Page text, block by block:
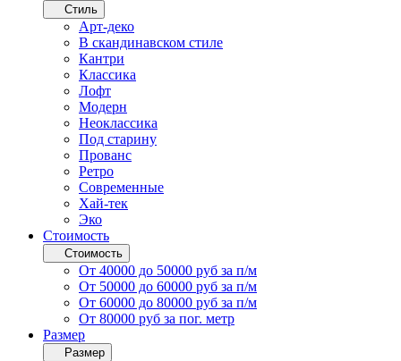
Стиль
Арт-деко
В скандинавском стиле
Кантри
Классика
Лофт
Модерн
Неоклассика
Под старину
Прованс
Ретро
Современные
Хай-тек
Эко
Стоимость
Стоимость
От 40000 до 50000 руб за п/м
От 50000 до 60000 руб за п/м
От 60000 до 80000 руб за п/м
От 80000 руб за пог. метр
Размер
Размер